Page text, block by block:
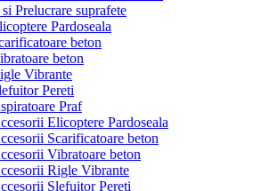
Prelucrare suprafete
Pardoseala
beton
beton
Vibrante
Pereti
Praf
Elicoptere Pardoseala
Scarificatoare beton
Vibratoare beton
Rigle Vibrante
Slefuitor Pereti